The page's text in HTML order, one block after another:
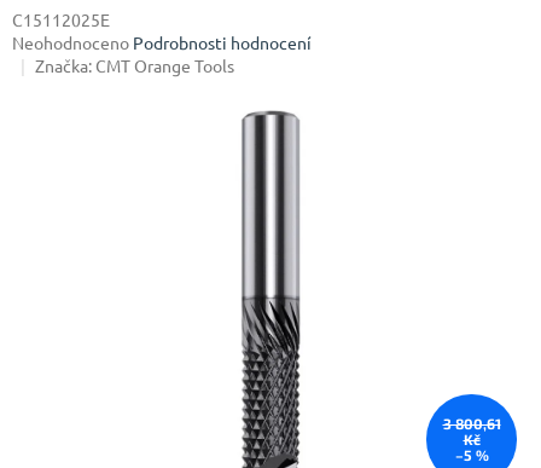
C15112025E
Průměrné
hodnocení
Neohodnoceno Podrobnosti hodnocení
Značka: CMT Orange Tools
3 800,61
Kč
–5 %